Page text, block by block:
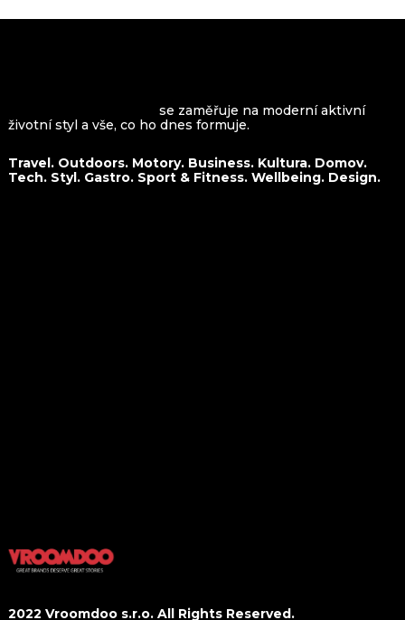
se zaměřuje na moderní aktivní
životní styl a vše, co ho dnes formuje.
Travel. Outdoors. Motory. Business. Kultura. Domov.
Tech. Styl. Gastro. Sport & Fitness. Wellbeing. Design.
2022 Vroomdoo s.r.o. All Rights Reserved.